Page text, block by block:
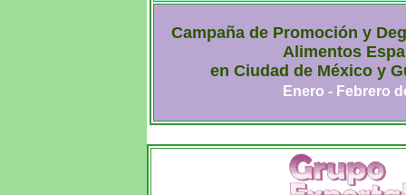
Campaña de Promoción y
Alimentos
en Ciudad de México y
Enero - Febrero